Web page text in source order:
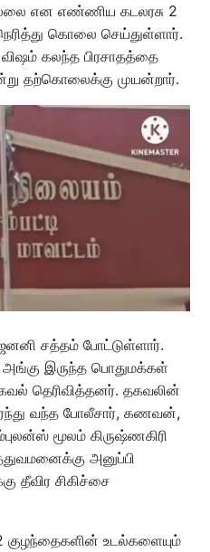
என எண்ணிய கடலரசு 2
கொலை செய்துள்ளார்.
கலந்த பிரசாதத்தை
தற்கொலைக்கு முயன்றார்.
சத்தம் போட்டுள்ளார்.
இருந்த பொதுமக்கள்
தெரிவித்தனர். தகவலின்
வந்த போலீசார், கணவன்,
மூலம் கிருஷ்ணகிரி
அனுப்பி
தீவிர சிகிச்சை
உடல்களையும்